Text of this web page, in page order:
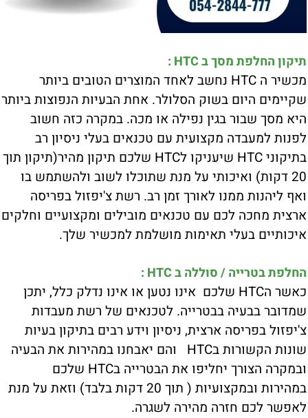
תיקון החלפת מסך ב HTC :
מכשיר ה HTC נחשב לאחד המוצרים הטובים ביותר
שקיימים היום בשוק הסלולר. אחת הבעיות הנפוצות ביותר
היא מסך שבור בגין נפילה או מכה. במקרה כזה חשוב
לפנות למעבדה מקצועית עם טכנאים בעלי ניסיון רב
בתיקוני HTC שיעניקו לHTC שלכם תיקון מהיר(תיקון תוך
20 דקות) ואיכותי על מנת שתוכלו לשוב ולהשתמש בו
ואף ליהנות ממנו לאורך זמן רב. רשת צ'יפזול בפריסה
ארצית מחכה לכם עם טכנאים מובילים ומקצועיים וחלקים
איכותיים בעלי תאימות מושלמת למכשיר שלך.
החלפת בטרייה / סוללה ב HTC :
כאשר הHTC שלכם אינו נטען או אינו נדלק כלל, יתכן
שמדובר בבעיה בבטרייה. לטכנאים של רשת מעבדות
צ'יפזול בפריסה ארצית, ניסיון וידע רבים בתיקון בעיות
שונות הקשורות בHTC והם יאבחנו במהירות את הבעיה
ובמקרה הצורך יחליפו את הבטרייה בHTC שלכם
במהירות ובמקצועיות ( תוך 20 דקות בלבד) וזאת על מנת
לאפשר לכם חזרה מהירה לשגרה.